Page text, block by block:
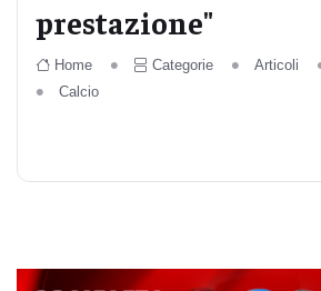
prestazione"
Home Categorie Articoli
Calcio